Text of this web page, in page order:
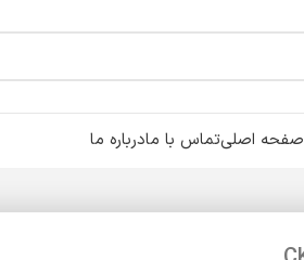
صفحه اصلیتماس با مادرباره ما